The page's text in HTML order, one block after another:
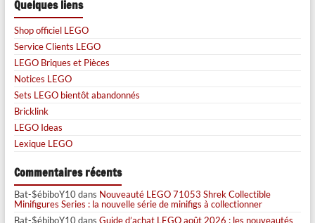
Quelques liens
Shop officiel LEGO
Service Clients LEGO
LEGO Briques et Pièces
Notices LEGO
Sets LEGO bientôt abandonnés
Bricklink
LEGO Ideas
Lexique LEGO
Commentaires récents
Bat-$ébiboY10dans Nouveauté LEGO 71053 Shrek Collectible
Minifigures Series : la nouvelle série de minifigs à collectionner
Bat-$ébiboY10dans Guide d’achat LEGO août 2026 : les nouveautés